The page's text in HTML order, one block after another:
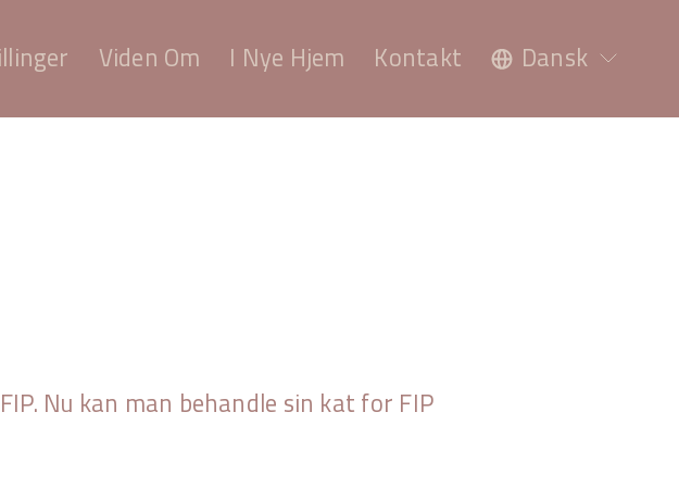
Viden Om I Nye Hjem Kontakt Dansk
Nu kan man behandle sin kat for FIP